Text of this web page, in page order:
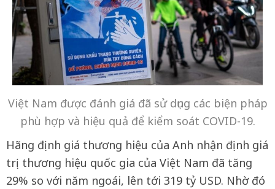
Việt Nam được đánh giá đã sử dụng các biện pháp
phù hợp và hiệu quả để kiểm soát COVID-19.
Hãng định giá thương hiệu của Anh nhận định giá
trị thương hiệu quốc gia của Việt Nam đã tăng
29% so với năm ngoái, lên tới 319 tỷ USD. Nhờ đó